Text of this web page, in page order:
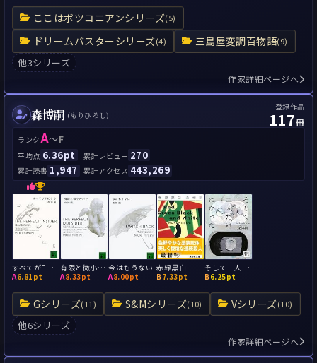
ここはボツコニアンシリーズ(5)
ドリームバスターシリーズ(4) 三島屋変調百物語(9)
他3シリーズ
作家詳細ページへ
森博嗣 (もりひろし)
登録作品
117冊
ランクA～F
平均点 6.36pt 累計レビュー 270
累計読書 1,947 累計アクセス 443,269
Gシリーズ(11) S&Mシリーズ(10) Vシリーズ(10)
他6シリーズ
すべてがFになる
A6.81pt
有限と微小のパン
A8.33pt
今はもうない
A8.00pt
赤緑黒白
B7.33pt
そして二人だけになった
B6.25pt
作家詳細ページへ